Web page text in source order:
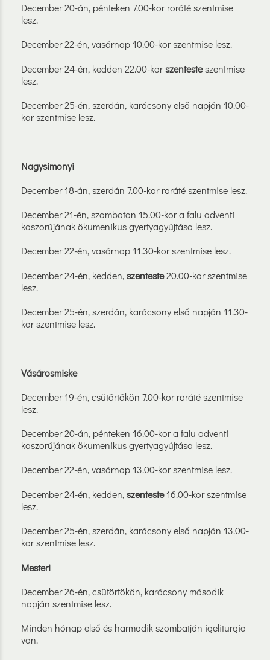
December 20-án, pénteken 7.00-kor roráté szentmise
lesz.
December 22-én, vasárnap 10.00-kor szentmise lesz.
December 24-én, kedden 22.00-korszentesteszentmise
lesz.
December 25-én, szerdán, karácsony első napján 10.00-
kor szentmise lesz.
Nagysimonyi
December 18-án, szerdán 7.00-kor roráté szentmise lesz.
December 21-én, szombaton 15.00-kor a falu adventi
koszorújának ökumenikus gyertyagyújtása lesz.
December 22-én, vasárnap 11.30-kor szentmise lesz.
December 24-én, kedden,szenteste20.00-kor szentmise
lesz.
December 25-én, szerdán, karácsony első napján 11.30-
kor szentmise lesz.
Vásárosmiske
December 19-én, csütörtökön 7.00-kor roráté szentmise
lesz.
December 20-án, pénteken 16.00-kor a falu adventi
koszorújának ökumenikus gyertyagyújtása lesz.
December 22-én, vasárnap 13.00-kor szentmise lesz.
December 24-én, kedden,szenteste16.00-kor szentmise
lesz.
December 25-én, szerdán, karácsony első napján 13.00-
kor szentmise lesz.
Mesteri
December 26-én, csütörtökön, karácsony második
napján szentmise lesz.
Minden hónap első és harmadik szombatján igeliturgia
van.